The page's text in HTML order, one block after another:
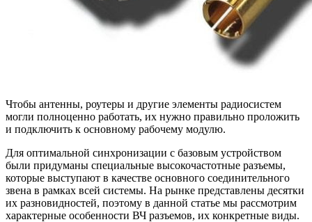
Чтобы антенны, роутеры и другие элементы радиосистем
могли полноценно работать, их нужно правильно проложить
и подключить к основному рабочему модулю.
Для оптимальной синхронизации с базовым устройством
были придуманы специальные высокочастотные разъемы,
которые выступают в качестве основного соединительного
звена в рамках всей системы. На рынке представлены десятки
их разновидностей, поэтому в данной статье мы рассмотрим
характерные особенности ВЧ разъемов, их конкретные виды.